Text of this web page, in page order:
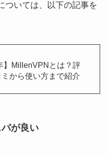
ついては、以下の記事を
】MillenVPNとは？評
から使い方まで紹介
が良い